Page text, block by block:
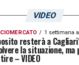
VIDEO
1 settimana
resterà a
la situazione, ma
– VIDEO